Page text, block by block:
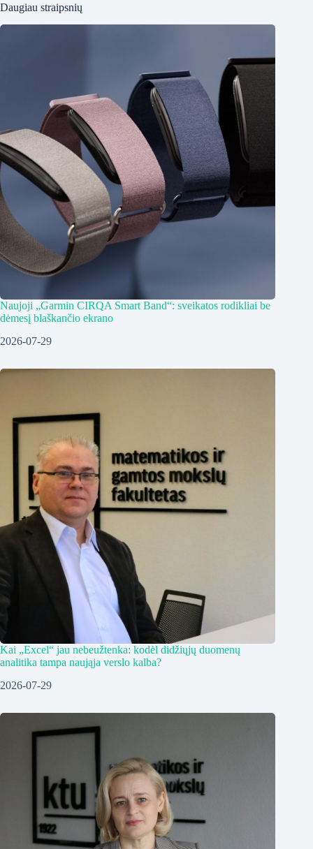
Daugiau straipsnių
Naujoji „Garmin CIRQA Smart Band“: sveikatos rodikliai be
dėmesį blaškančio ekrano
2026-07-29
Kai „Excel“ jau nebeužtenka: kodėl didžiųjų duomenų
analitika tampa naująja verslo kalba?
2026-07-29